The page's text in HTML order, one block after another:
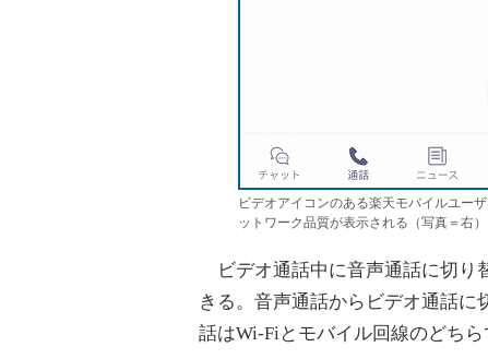
ビデオアイコンのある楽天モバイルユー
ットワーク品質が表示される（写真＝右）
ビデオ通話中に音声通話に切り
きる。音声通話からビデオ通話に
話はWi-Fiとモバイル回線のどちら